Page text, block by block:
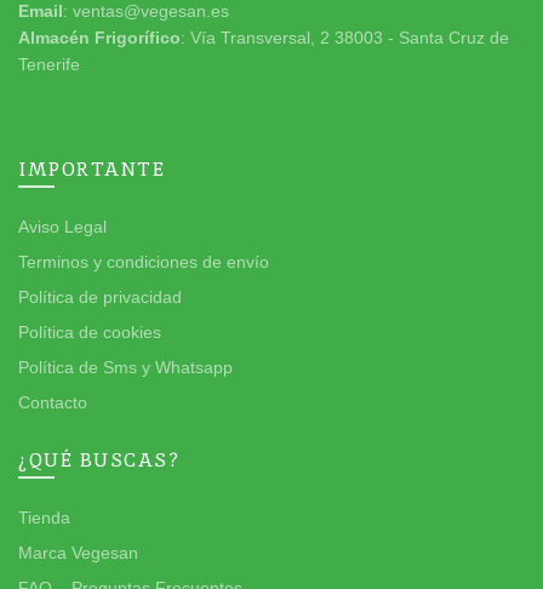
Email: ventas@vegesan.es
Almacén Frigorífico: Vía Transversal, 2 38003 - Santa Cruz de
Tenerife
IMPORTANTE
Aviso Legal
Terminos y condiciones de envío
Política de privacidad
Política de cookies
Política de Sms y Whatsapp
Contacto
¿QUÉ BUSCAS?
Tienda
Marca Vegesan